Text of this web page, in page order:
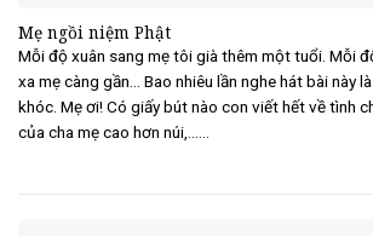
Mẹ ngồi niệm Phật
Mỗi độ xuân sang mẹ tôi già thêm một tuổi. Mỗi
xa mẹ càng gần… Bao nhiêu lần nghe hát bài này
khóc. Mẹ ơi! Có giấy bút nào con viết hết về tình
của cha mẹ cao hơn núi,......